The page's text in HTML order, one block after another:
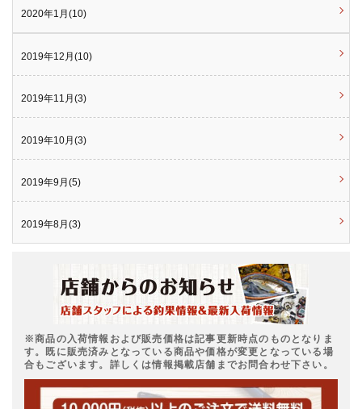
2020年1月(10)
2019年12月(10)
2019年11月(3)
2019年10月(3)
2019年9月(5)
2019年8月(3)
※商品の入荷情報および販売価格は記事更新時点のものとなりま
す。既に販売済みとなっている商品や価格が変更となっている場
合もございます。詳しくは情報掲載店舗までお問合わせ下さい。